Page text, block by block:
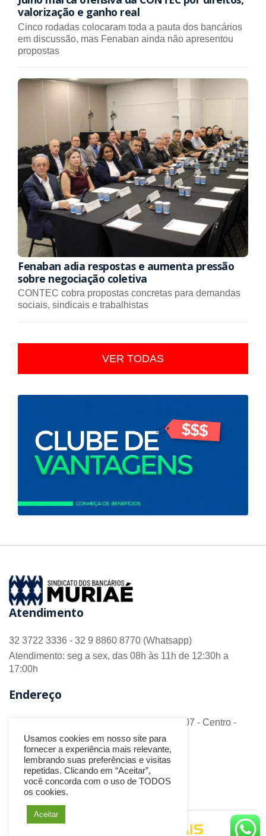
valorização e ganho real
Cinco rodadas colocaram toda a pauta dos bancários
em discussão, mas Fenaban ainda não apresentou
propostas
Fenaban adia respostas e aumenta pressão
sobre negociação coletiva
CONTEC cobra propostas concretas para demandas
sociais, sindicais e trabalhistas
VER TODAS
Atendimento
32 3722 3336 - 32 9 8860 8770 (Whatsapp)
Atendimento: seg a sex, das 08h às 11h de 12:30h a
17:00h
Endereço
R. Barão do Monte Alto nº 70 - Sala 306/307 - Centro -
CEP 36.880-018 - Muriaé/MG
Redes Sociais
Usamos cookies em nosso site para
fornecer a experiência mais relevante,
lembrando suas preferências e visitas
repetidas. Clicando em “Aceitar”,
você concorda com o uso de TODOS
os cookies.
Aceitar